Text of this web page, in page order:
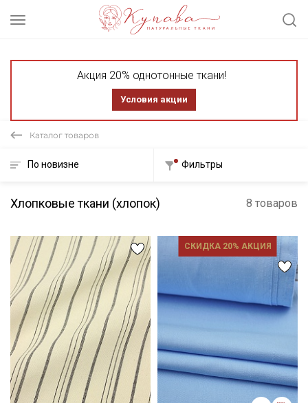
Акция 20% однотонные ткани!
Условия акции
Каталог товаров
По новизне Фильтры
Хлопковые ткани (хлопок) 8 товаров
СКИДКА 20% АКЦИЯ